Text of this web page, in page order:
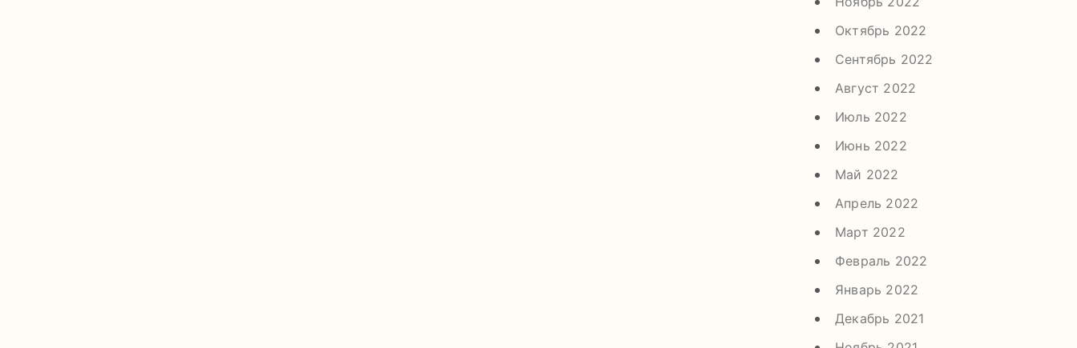
Октябрь 2022
Сентябрь 2022
Август 2022
Июль 2022
Июнь 2022
Май 2022
Апрель 2022
Март 2022
Февраль 2022
Январь 2022
Декабрь 2021